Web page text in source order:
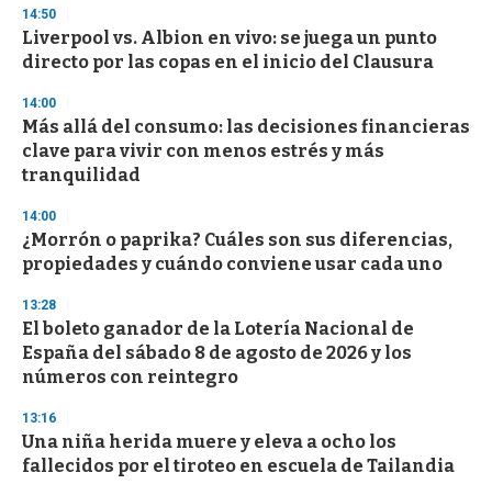
s
e
c
o
d
s
14:50
Liverpool vs. Albion en vivo: se juega un punto
directo por las copas en el inicio del Clausura
14:00
Más allá del consumo: las decisiones financieras
clave para vivir con menos estrés y más
tranquilidad
14:00
¿Morrón o paprika? Cuáles son sus diferencias,
propiedades y cuándo conviene usar cada uno
13:28
El boleto ganador de la Lotería Nacional de
España del sábado 8 de agosto de 2026 y los
números con reintegro
13:16
Una niña herida muere y eleva a ocho los
fallecidos por el tiroteo en escuela de Tailandia